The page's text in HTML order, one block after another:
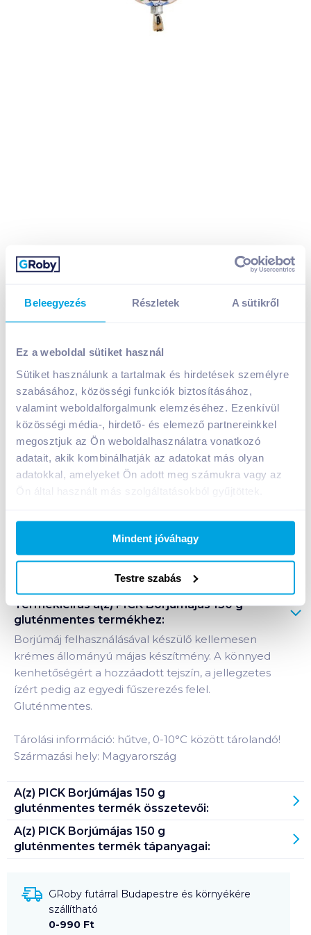
Beleegyezés Részletek A sütikről
Ez a weboldal sütiket használ
Sütiket használunk a tartalmak és hirdetések személyre
szabásához, közösségi funkciók biztosításához,
valamint weboldalforgalmunk elemzéséhez. Ezenkívül
közösségi média-, hirdető- és elemező partnereinkkel
megosztjuk az Ön weboldalhasználatra vonatkozó
adatait, akik kombinálhatják az adatokat más olyan
adatokkal, amelyeket Ön adott meg számukra vagy az
Ön által használt más szolgáltatásokból gyűjtöttek.
Mindent jóváhagy
Testre szabás
699Ft /
Egységár: 4 660Ft / kg
Nettó eladási ár: 550Ft /db(27% áfa)
KosárbaKosárba
1 karton = 10 db
Termékleírás a(z)PICK Borjúmájas 150 g
gluténmentes termékhez:
Borjúmáj felhasználásával készülő kellemesen
krémes állományú májas készítmény. A könnyed
kenhetőségért a hozzáadott tejszín, a jellegzetes
ízért pedig az egyedi fűszerezés felel.
Gluténmentes.
Tárolási információ: hűtve, 0-10°C között tárolandó!
Származási hely: Magyarország
A(z) PICK Borjúmájas 150 g
gluténmentes termék összetevői:
A(z) PICK Borjúmájas 150 g
gluténmentes termék tápanyagai:
GRoby futárral Budapestre és környékére
szállítható
0-990 Ft